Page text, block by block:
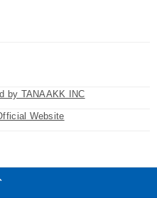
by TANAAKK INC
Website